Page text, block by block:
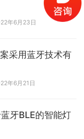
年6月23日
采用蓝牙技术有
年6月21日
牙BLE的智能灯